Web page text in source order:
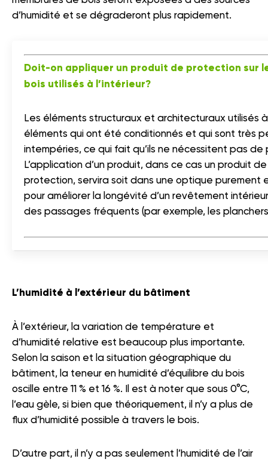
d’humidité et se dégraderont plus rapidement.
Doit-on appliquer un produit de protection sur
bois utilisés à l’intérieur?
Les éléments structuraux et architecturaux utilisés
éléments qui ont été conditionnés et qui sont très
intempéries, ce qui fait qu’ils ne nécessitent pas
L’application d’un produit, dans ce cas un produit
protection, servira soit dans une optique purement
pour améliorer la longévité d’un revêtement
des passages fréquents (par exemple, les
L’humidité à l’extérieur du bâtiment
À l’extérieur, la variation de température et
d’humidité relative est beaucoup plus importante.
Selon la saison et la situation géographique du
bâtiment, la teneur en humidité d’équilibre du bois
oscille entre 11 % et 16 %. Il est à noter que sous 0°C,
l’eau gèle, si bien que théoriquement, il n’y a plus de
flux d’humidité possible à travers le bois.
D’autre part, il n’y a pas seulement l’humidité de l’air